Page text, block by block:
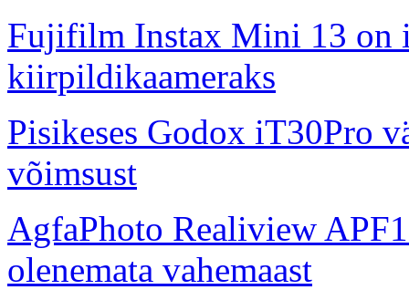
Fujifilm Instax Mini 13 on
kiirpildikaameraks
Pisikeses Godox iT30Pro
võimsust
AgfaPhoto Realiview
olenemata vahemaast